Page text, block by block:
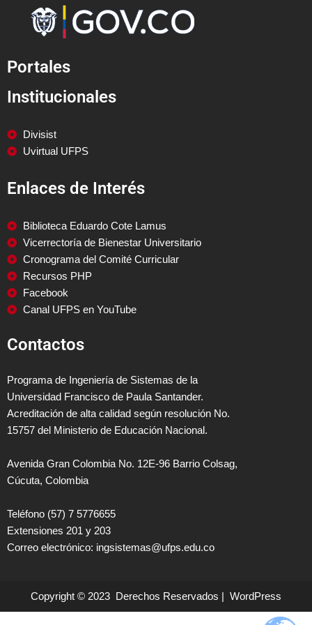
Portales
Institucionales
Divisist
Uvirtual UFPS
Enlaces de Interés
Biblioteca Eduardo Cote Lamus
Vicerrectoría de Bienestar Universitario
Cronograma del Comité Curricular
Recursos PHP
Facebook
Canal UFPS en YouTube
Contactos
Programa de Ingeniería de Sistemas de la
Universidad Francisco de Paula Santander.
Acreditación de alta calidad según resolución No.
15757 del Ministerio de Educación Nacional.
Avenida Gran Colombia No. 12E-96 Barrio Colsag,
Cúcuta, Colombia
Teléfono (57) 7 5776655
Extensiones 201 y 203
Correo electrónico: ingsistemas@ufps.edu.co
Copyright © 2023 Derechos Reservados | WordPress